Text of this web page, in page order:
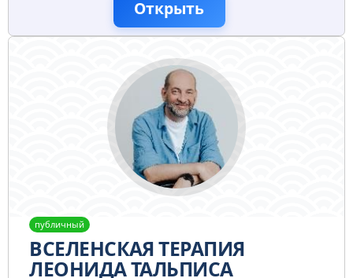
Открыть
публичный
ВСЕЛЕНСКАЯ ТЕРАПИЯ
ЛЕОНИДА ТАЛЬПИСА